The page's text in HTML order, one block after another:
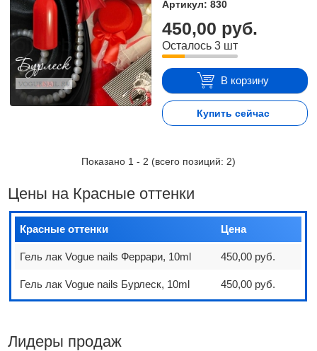
Артикул: 830
450,00 руб.
Осталось 3 шт
В корзину
Купить сейчас
Показано 1 - 2 (всего позиций: 2)
Цены на Красные оттенки
Красные оттенки Цена
Гель лак Vogue nails Феррари, 10ml 450,00 руб.
Гель лак Vogue nails Бурлеск, 10ml 450,00 руб.
Лидеры продаж